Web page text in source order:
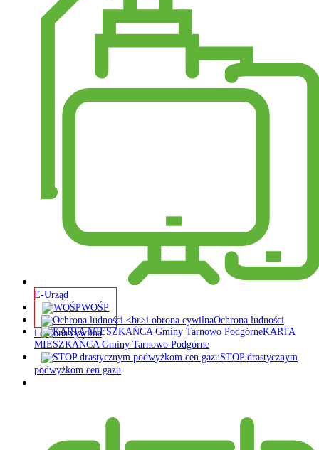
E-Urząd
WOŚP
Ochrona ludności
i obrona cywilna
KARTA
MIESZKAŃCA Gminy Tarnowo Podgórne
STOP drastycznym
podwyżkom cen gazu